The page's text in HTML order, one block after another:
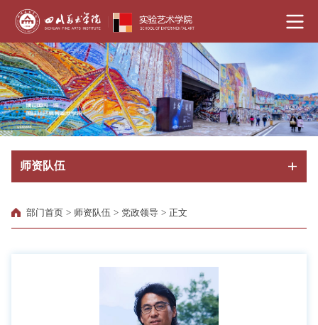
师资队伍
部门首页 > 师资队伍 > 党政领导 > 正文